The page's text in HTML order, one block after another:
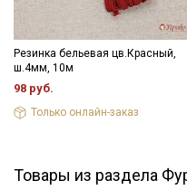
Резинка бельевая цв.Красный,
ш.4мм, 10м
98 руб.
Только онлайн-заказ
Товары из раздела